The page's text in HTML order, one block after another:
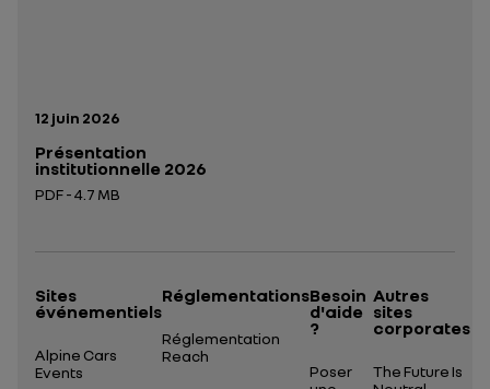
Date de publication:
12 juin 2026
Présentation
institutionnelle 2026
PDF - 4.7 MB
Sites
événementiels
Alpine Cars
Events
Réglementations
Réglementation
Reach
Besoin
d'aide
?
Poser
Autres
sites
corporates
The Future Is